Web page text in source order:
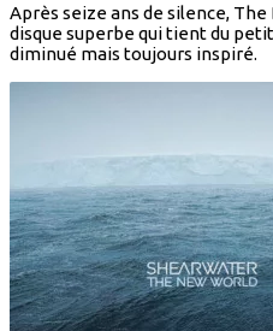
Après seize ans de silence,
disque superbe qui tient du
diminué mais toujours inspiré.